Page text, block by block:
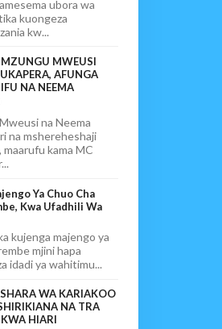
ubora wa
kuongeza
kw...
MWEUSI
AFUNGA
NA NEEMA
na Neema
na mshereheshaji
kama MC
Ya Chuo Cha
Kwa Ufadhili Wa
kujenga majengo ya
mjini hapa
idadi ya wahitimu...
WA KARIAKOO
NA TRA
HIARI